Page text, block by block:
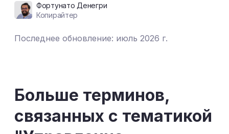
Фортунато Денегри
Копирайтер
Последнее обновление: июль 2026 г.
Больше терминов,
связанных с тематикой